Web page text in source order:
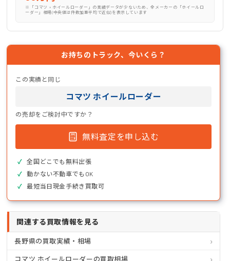
※「コマツ × ホイールローダー」の実績データが少ないため、全メーカーの「ホイールロ
ーダー」相場(中央値は件数加重平均で近似)を表示しています
お持ちのトラック、今いくら？
この実績と同じ
コマツ ホイールローダー
の売却をご検討中ですか？
無料査定を申し込む
全国どこでも無料出張
動かない不動車でもOK
最短当日現金手続き買取可
関連する買取情報を見る
長野県の買取実績・相場
コマツ ホイールローダーの買取相場